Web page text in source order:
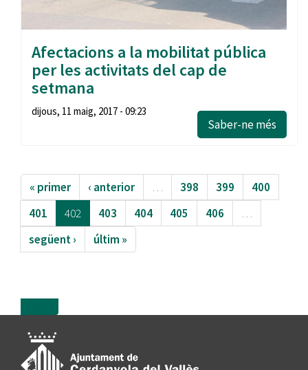
Afectacions a la mobilitat pública
per les activitats del cap de
setmana
dijous, 11 maig, 2017 - 09:23
Saber-ne més
« primer ‹ anterior … 398 399
400
401
402 403 404 405 406
…
següent ›
últim »